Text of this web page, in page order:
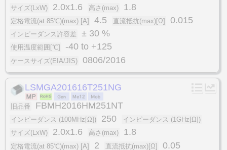
サイズ(LxW)
2.0x1.6 高さ(max) 1.8
定格電流(at 85℃)(max) [A] 4.5 直流抵抗(max)[Ω] 0.015
インピーダンス許容差 ± 30 %
使用温度範囲[℃] -40 to +125
ケースサイズ(EIA/JIS) 0806/2016
LSMGA201616T251NG
旧品番 FBMH2016HM251NT
インピーダンス (100MHz[Ω]) 250
インピーダンス (1GHz[Ω])
サイズ(LxW)
2.0x1.6 高さ(max) 1.8
定格電流(at 85℃)(max) [A] 2 直流抵抗(max)[Ω] 0.05